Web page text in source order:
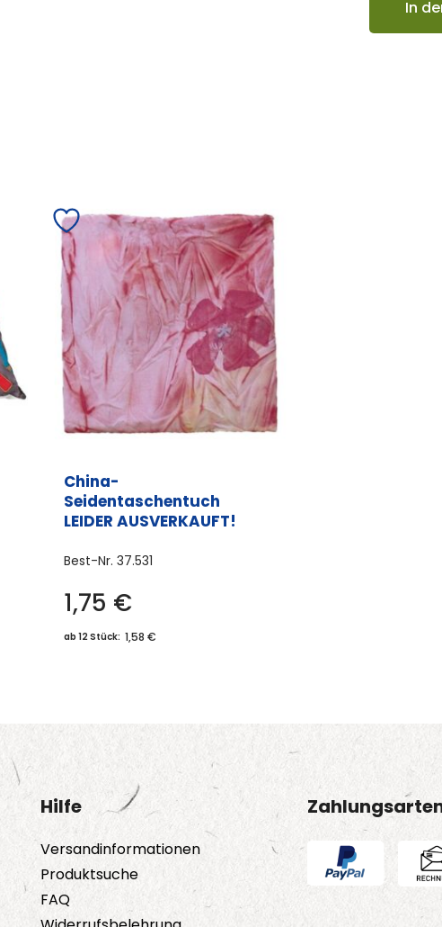
In
China-
Seidentaschentuch
LEIDER AUSVERKAUFT!
Best-Nr.37.531
1,75 €
ab 12 Stück: 1,58 €
Hilfe
Versandinformationen
Produktsuche
FAQ